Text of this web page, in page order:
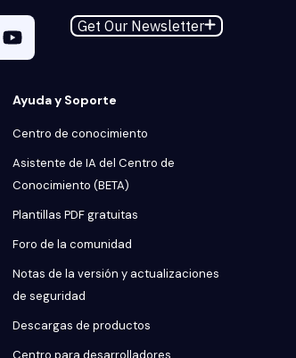
Get Our Newsletter
Ayuda y Soporte
Centro de conocimiento
Asistente de IA del Centro de
Conocimiento (BETA)
Plantillas PDF gratuitas
Foro de la comunidad
Notas de la versión y actualizaciones
de seguridad
Descargas de productos
Centro para desarrolladores